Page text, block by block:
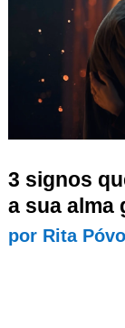
3 signos
a sua alma
por Rita